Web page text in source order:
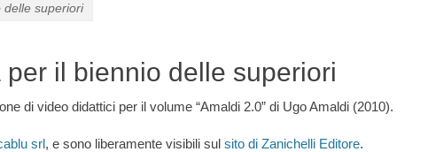
delle superiori
il biennio delle superiori
di video didattici per il volume “Amaldi 2.0” di Ugo Amaldi (2010).
srl, e sono liberamente visibili sul sito di Zanichelli Editore.